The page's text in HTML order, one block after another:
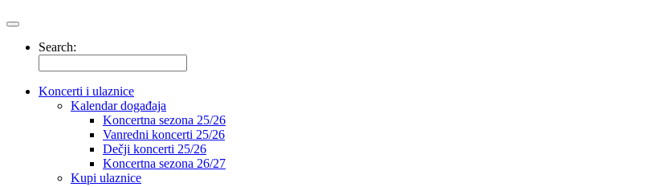
Search:
Koncerti i ulaznice
Kalendar događaja
Koncertna sezona 25/26
Vanredni koncerti 25/26
Dečji koncerti 25/26
Koncertna sezona 26/27
Kupi ulaznice